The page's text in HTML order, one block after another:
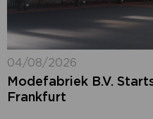
04/08/2026
Modefabriek B.V.
Frankfurt